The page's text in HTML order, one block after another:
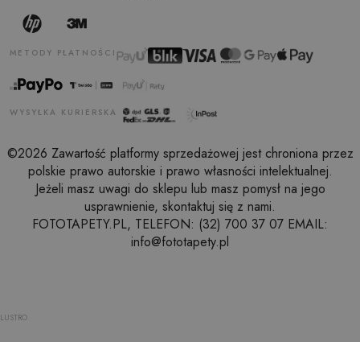
WYSYŁKA KURIERSKA
METODY PŁATNOŚCI
©2026 Zawartość platformy sprzedażowej jest chroniona przez
polskie prawo autorskie i prawo własności intelektualnej.
Jeżeli masz uwagi do sklepu lub masz pomysł na jego
usprawnienie, skontaktuj się z nami.
FOTOTAPETY.PL, TELEFON: (32) 700 37 07 EMAIL:
info@fototapety.pl
LUSTRO